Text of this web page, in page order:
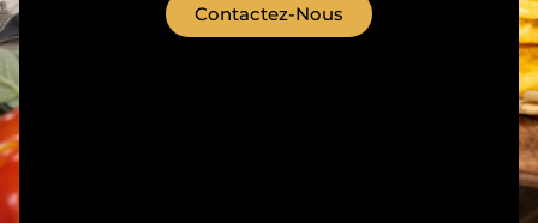
Contactez-Nous